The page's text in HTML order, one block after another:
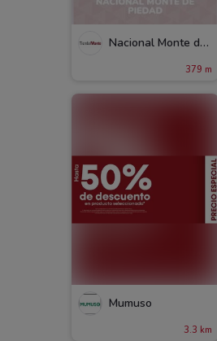
Nacional Monte de Piedad
379 m
Mumuso
3.3 km